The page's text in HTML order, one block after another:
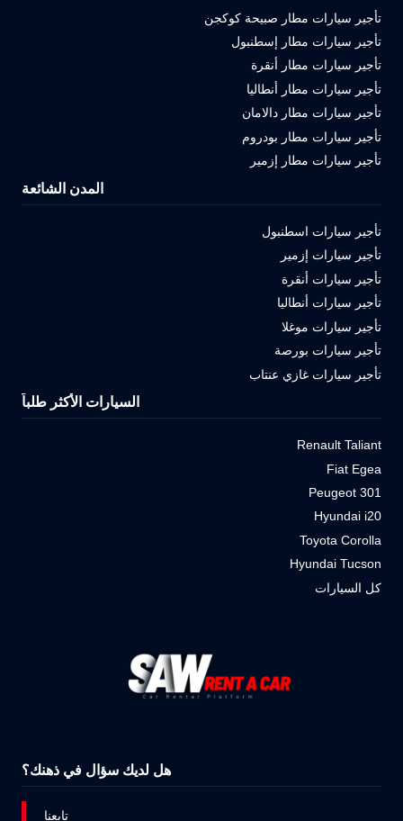
تأجير سيارات مطار صبيحة كوكجن
تأجير سيارات مطار إسطنبول
تأجير سيارات مطار أنقرة
تأجير سيارات مطار أنطاليا
تأجير سيارات مطار دالامان
تأجير سيارات مطار بودروم
تأجير سيارات مطار إزمير
المدن الشائعة
تأجير سيارات اسطنبول
تأجير سيارات إزمير
تأجير سيارات أنقرة
تأجير سيارات أنطاليا
تأجير سيارات موغلا
تأجير سيارات بورصة
تأجير سيارات غازي عنتاب
السيارات الأكثر طلباً
Renault Taliant
Fiat Egea
Peugeot 301
Hyundai i20
Toyota Corolla
Hyundai Tucson
كل السيارات
هل لديك سؤال في ذهنك؟
تابعنا